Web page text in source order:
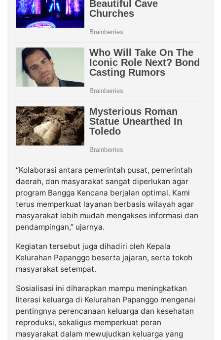
“Kolaborasi antara pemerintah pusat, pemerintah
daerah, dan masyarakat sangat diperlukan agar
program Bangga Kencana berjalan optimal. Kami
terus memperkuat layanan berbasis wilayah agar
masyarakat lebih mudah mengakses informasi dan
pendampingan,” ujarnya.
Kegiatan tersebut juga dihadiri oleh Kepala
Kelurahan Papanggo beserta jajaran, serta tokoh
masyarakat setempat.
Sosialisasi ini diharapkan mampu meningkatkan
literasi keluarga di Kelurahan Papanggo mengenai
pentingnya perencanaan keluarga dan kesehatan
reproduksi, sekaligus memperkuat peran
masyarakat dalam mewujudkan keluarga yang